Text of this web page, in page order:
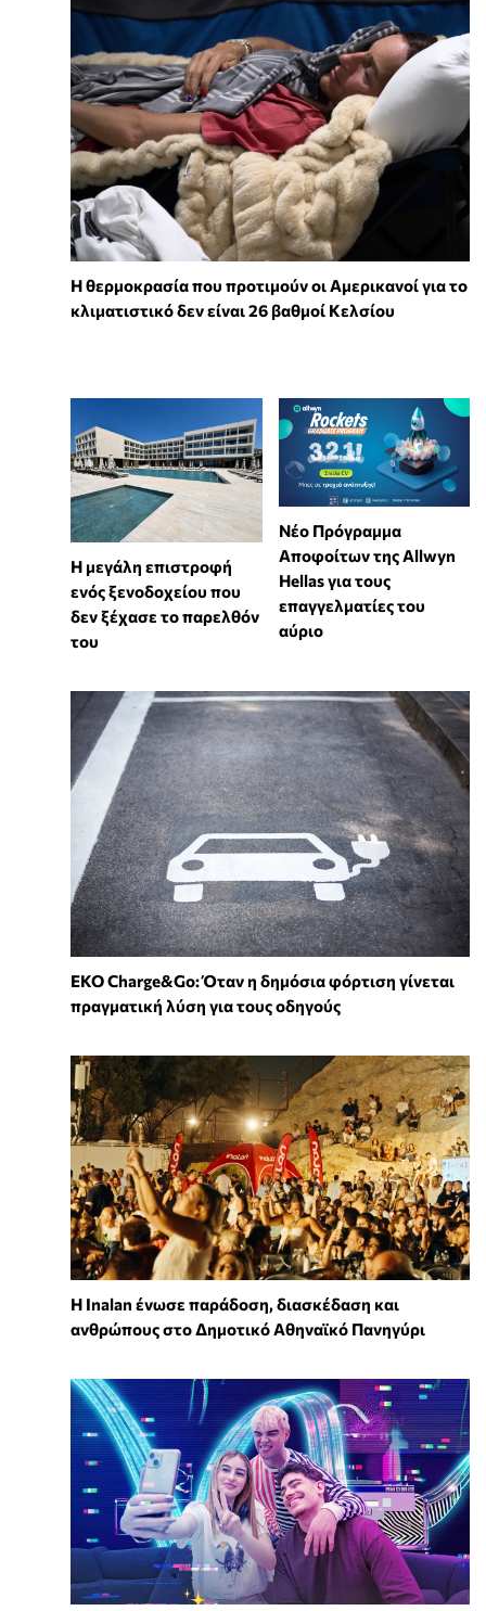
Η θερμοκρασία που προτιμούν οι Αμερικανοί για το
κλιματιστικό δεν είναι 26 βαθμοί Κελσίου
Η μεγάλη επιστροφή
ενός ξενοδοχείου που
δεν ξέχασε το παρελθόν
του
Νέο Πρόγραμμα
Αποφοίτων της Allwyn
Hellas για τους
επαγγελματίες του
αύριο
EKO Charge&Go: Όταν η δημόσια φόρτιση γίνεται
πραγματική λύση για τους οδηγούς
Η Inalan ένωσε παράδοση, διασκέδαση και
ανθρώπους στο Δημοτικό Αθηναϊκό Πανηγύρι